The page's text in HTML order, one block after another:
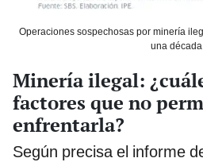
Operaciones sospechosas por minería
una
Minería ilegal:
factores que no
enfrentarla?
Según precisa el informe